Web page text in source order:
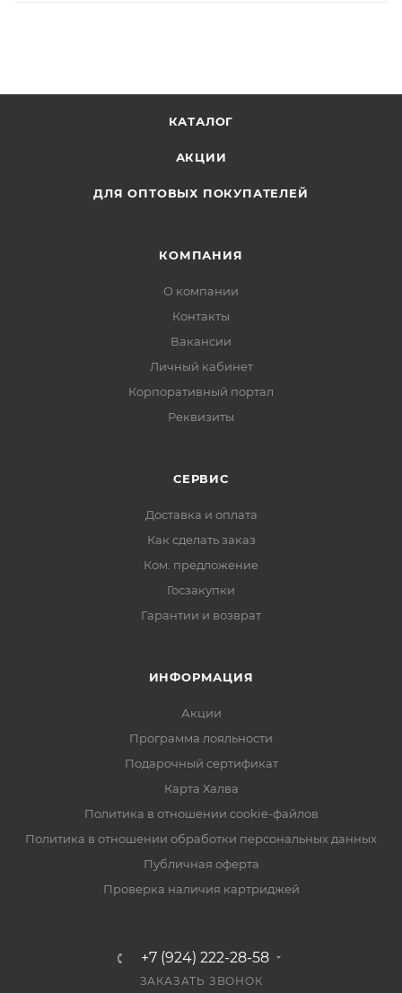
КАТАЛОГ
АКЦИИ
ДЛЯ ОПТОВЫХ ПОКУПАТЕЛЕЙ
КОМПАНИЯ
О компании
Контакты
Вакансии
Личный кабинет
Корпоративный портал
Реквизиты
СЕРВИС
Доставка и оплата
Как сделать заказ
Ком. предложение
Госзакупки
Гарантии и возврат
ИНФОРМАЦИЯ
Акции
Программа лояльности
Подарочный сертификат
Карта Халва
Политика в отношении cookie-файлов
Политика в отношении обработки персональных данных
Публичная оферта
Проверка наличия картриджей
+7 (924) 222-28-58
ЗАКАЗАТЬ ЗВОНОК